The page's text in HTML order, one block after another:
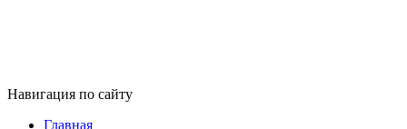
Навигация по сайту
Главная